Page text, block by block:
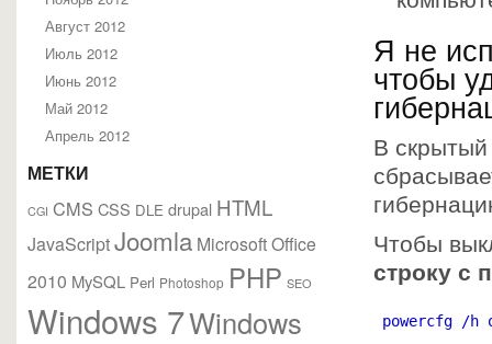
Август 2012
Июль 2012
Июнь 2012
Май 2012
Апрель 2012
МЕТКИ
CGI CMS CSS DLE drupal HTML
JavaScriptJoomla Microsoft Office
2010 MySQL Perl Photoshop PHP SEO
Windows 7Windows
Я не
чтобы
В
Чтобы
строку с
powercfg /h